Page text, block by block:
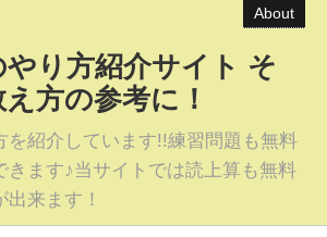
About
り方紹介サイト そ
方の参考に！
を紹介しています!!練習問題も無料
きます♪当サイトでは読上算も無料
来ます！